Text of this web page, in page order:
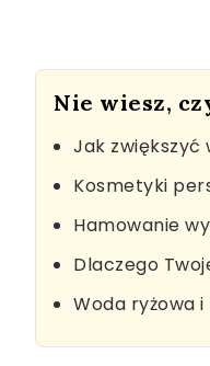
Nie wiesz,
Jak zwiększyć
Kosmetyki
Hamowanie
Dlaczego
Woda ryżowa